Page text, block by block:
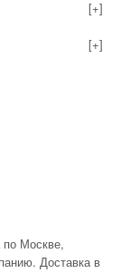
[+]
[+]
Москве,
Доставка в